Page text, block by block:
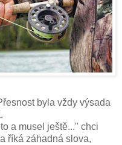
byla vždy výsada
a musel ještě..." chci
říká záhadná slova,